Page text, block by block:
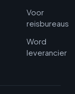
Voor
reisbureaus
Word
leverancier